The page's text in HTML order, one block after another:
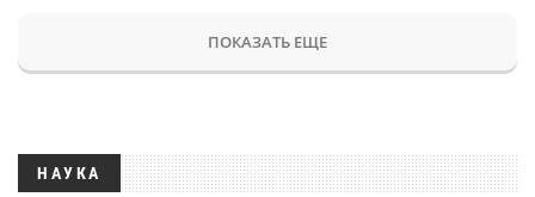
ПОКАЗАТЬ ЕЩЕ
НАУКА